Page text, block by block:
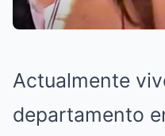
Actualmente
departamento